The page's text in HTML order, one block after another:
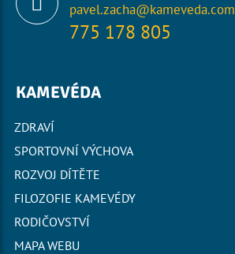
pavel.zacha@kameveda.com
775 178 805
KAMEVÉDA
ZDRAVÍ
SPORTOVNÍ VÝCHOVA
ROZVOJ DÍTĚTE
FILOZOFIE KAMEVÉDY
RODIČOVSTVÍ
MAPA WEBU